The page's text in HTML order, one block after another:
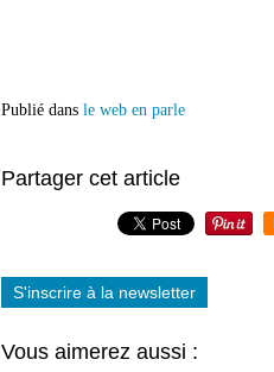
Publié dans le web en parle
Partager cet article
S'inscrire à la newsletter
Vous aimerez aussi :